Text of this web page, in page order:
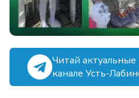
Читай актуальные
канале Усть-